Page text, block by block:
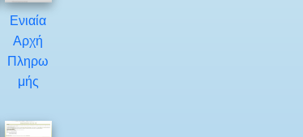
Ενιαία
Αρχή
Πληρω
μής